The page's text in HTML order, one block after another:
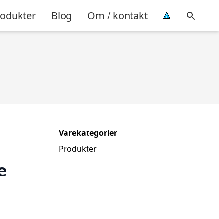
Blog Om / kontakt
Varekategorier
Produkter